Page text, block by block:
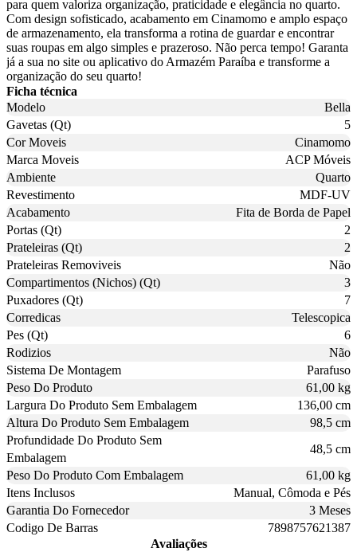
para quem valoriza organização, praticidade e elegância no quarto.
Com design sofisticado, acabamento em Cinamomo e amplo espaço
de armazenamento, ela transforma a rotina de guardar e encontrar
suas roupas em algo simples e prazeroso. Não perca tempo! Garanta
já a sua no site ou aplicativo do Armazém Paraíba e transforme a
organização do seu quarto!
Ficha técnica
Modelo
Bella
Gavetas (Qt)
5
Cor Moveis
Cinamomo
Marca Moveis
ACP Móveis
Ambiente
Quarto
Revestimento
MDF-UV
Acabamento
Fita de Borda de Papel
Portas (Qt)
2
Prateleiras (Qt)
2
Prateleiras Removiveis
Não
Compartimentos (Nichos) (Qt)
3
Puxadores (Qt)
7
Corredicas
Telescopica
Pes (Qt)
6
Rodizios
Não
Sistema De Montagem
Parafuso
Peso Do Produto
61,00 kg
Largura Do Produto Sem Embalagem
136,00 cm
Altura Do Produto Sem Embalagem
98,5 cm
Profundidade Do Produto Sem
Embalagem
48,5 cm
Peso Do Produto Com Embalagem
61,00 kg
Itens Inclusos
Manual, Cômoda e Pés
Garantia Do Fornecedor
3 Meses
Codigo De Barras
7898757621387
Avaliações